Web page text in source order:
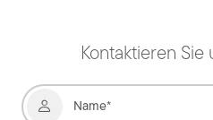
Kontaktieren